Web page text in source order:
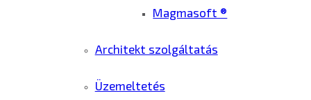
Magmasoft ®
Architekt szolgáltatás
Üzemeltetés